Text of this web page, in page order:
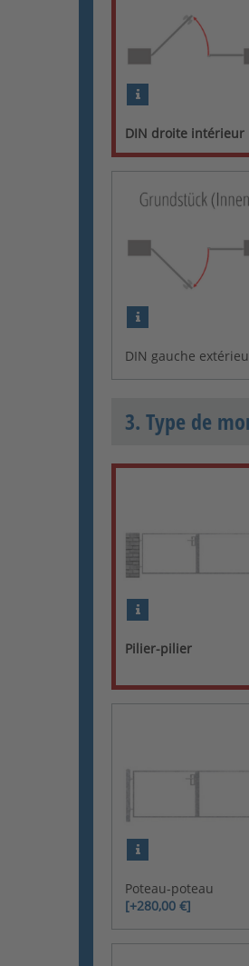
DIN droite intérieur
DIN gauche
3. Type de
Pilier-pilier
Poteau-poteau
[+280,00 €]